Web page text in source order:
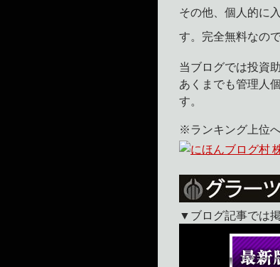
その他、個人的に
す。完全無料なの
当ブログでは投資
あくまでも管理人
す。
※ランキング上位
▼ブログ記事では